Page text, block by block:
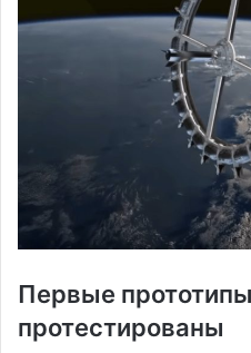
Первые
протестированы